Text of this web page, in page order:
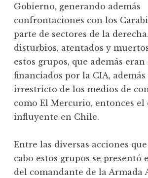
Gobierno, generando además
confrontaciones con los
parte de sectores de la
disturbios, atentados y
estos grupos, que además
financiados por la CIA,
irrestricto de los medios de
como El Mercurio, entonces el
influyente en Chile.
Entre las diversas acciones
cabo estos grupos se presentó
del comandante de la Armada